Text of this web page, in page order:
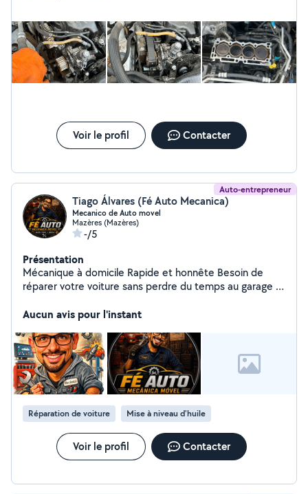
Voir le profil Contacter
Auto-entrepreneur
Tiago Álvares (Fé Auto Mecanica)
Mecanico de Auto movel
Mazères (Mazères)
-/5
Présentation
Mécanique à domicile Rapide et honnête Besoin de
réparer votre voiture sans perdre du temps au garage ?
Petites réparations Prix juste Intervention à domicile
considero um profissional polivalente com muita
facilidade de aprendizado, principalmente em funções
operacionais.
Aucun avis pour l'instant
Réparation de voiture Mise à niveau d'huile
Voir le profil Contacter